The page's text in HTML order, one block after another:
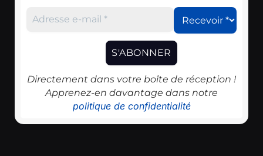
Directement dans votre boîte de réception !
Apprenez-en davantage dans notre
politique de confidentialité